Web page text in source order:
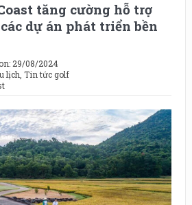
tăng cường hỗ trợ
dự án phát triển bền
29/08/2024
lịch, Tin tức golf